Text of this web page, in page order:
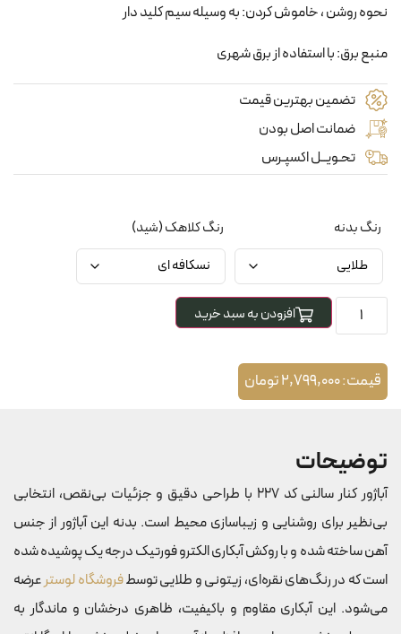
نحوه روشن ، خاموش کردن: به وسیله سیم کلید دار
منبع برق: با استفاده از برق شهری
تضمین بهترین قیمت
ضمانت اصل بودن
تحـویــل اکسپـرس
رنگ بدنه رنگ کلاهک (شید)
افزودن به سبد خرید
قیمت:2,799,000تومان
توضیحات
آباژور کنار سالنی کد 227 با طراحی دقیق و جزئیات بی‌نقص، انتخابی
بی‌نظیر برای روشنایی و زیباسازی محیط است. بدنه این آباژور از جنس
آهن ساخته شده و با روکش آبکاری الکترو فورتیک درجه یک پوشیده شده
است که در رنگ‌های نقره‌ای، زیتونی و طلایی توسطفروشگاه لوسترعرضه
می‌شود. این آبکاری مقاوم و باکیفیت، ظاهری درخشان و ماندگار به